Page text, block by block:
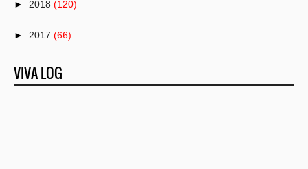
► 2018 (120)
► 2017 (66)
► 2016 (82)
VIVA LOG